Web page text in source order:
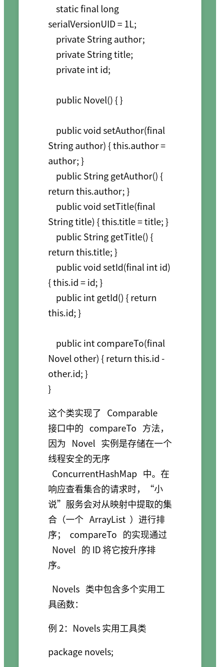
    static final long
serialVersionUID = 1L;
    private String author;
    private String title;
    private int id;
    public Novel() { }
    public void setAuthor(final
String author) { this.author =
author; }
    public String getAuthor() {
return this.author; }
    public void setTitle(final
String title) { this.title = title; }
    public String getTitle() {
return this.title; }
    public void setId(final int id)
{ this.id = id; }
    public int getId() { return
this.id; }
    public int compareTo(final
Novel other) { return this.id -
other.id; }
这个类实现了 Comparable
接口中的 compareTo 方法，
因为 Novel 实例是存储在一个
线程安全的无序
ConcurrentHashMap 中。在
响应查看集合的请求时，“小
说”服务会对从映射中提取的集
合（一个 ArrayList ）进行排
序；
compareTo 的实现通过
Novel 的 ID 将它按升序排
序。
Novels 类中包含多个实用工
具函数：
例 2：Novels 实用工具类
package novels;